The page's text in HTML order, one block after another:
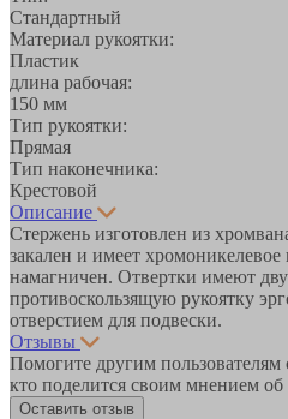
Стандартный
Материал рукоятки:
Пластик
длина рабочая:
150 мм
Тип рукоятки:
Прямая
Тип наконечника:
Крестовой
Описание
Стержень изготовлен из
закален и имеет
намагничен. Отвертки имеют
противоскользящую рукоятку
отверстием для подвески.
Отзывы
Помогите другим
кто поделится своим мнением об
Оставить отзыв